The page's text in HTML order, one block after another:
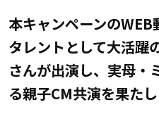
本キャンペーンのWEB
タレントとして大活躍
さんが出演し、実母・
る親子CM共演を果たし